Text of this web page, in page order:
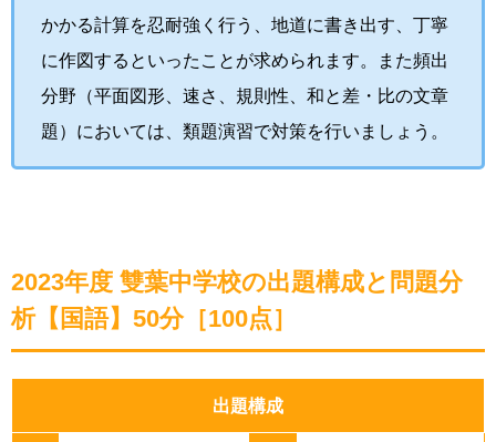
かかる計算を忍耐強く行う、地道に書き出す、丁寧
に作図するといったことが求められます。また頻出
分野（平面図形、速さ、規則性、和と差・比の文章
題）においては、類題演習で対策を行いましょう。
2023年度 雙葉中学校の出題構成と問題分
析【国語】50分［100点］
出題構成